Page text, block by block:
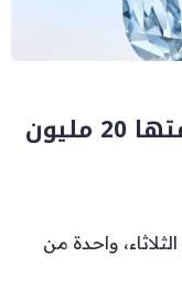
عرض ماسة زرقاء نادرة قيمتها 20 مليون
واحدة من